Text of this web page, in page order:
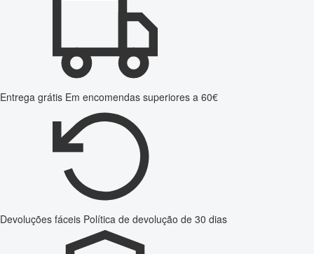
Entrega grátis Em encomendas superiores a 60€
Devoluções fáceis Política de devolução de 30 dias